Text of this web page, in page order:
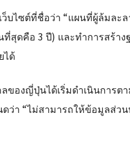
บไซต์ที่ชื่อว่า “แผนที่ผู้ล้มละ
ที่สุดคือ 3 ปี) และทำการสร้
ได้
องญี่ปุ่นได้เริ่มดำเนินการต
ดว่า “ไม่สามารถให้ข้อมูลส่